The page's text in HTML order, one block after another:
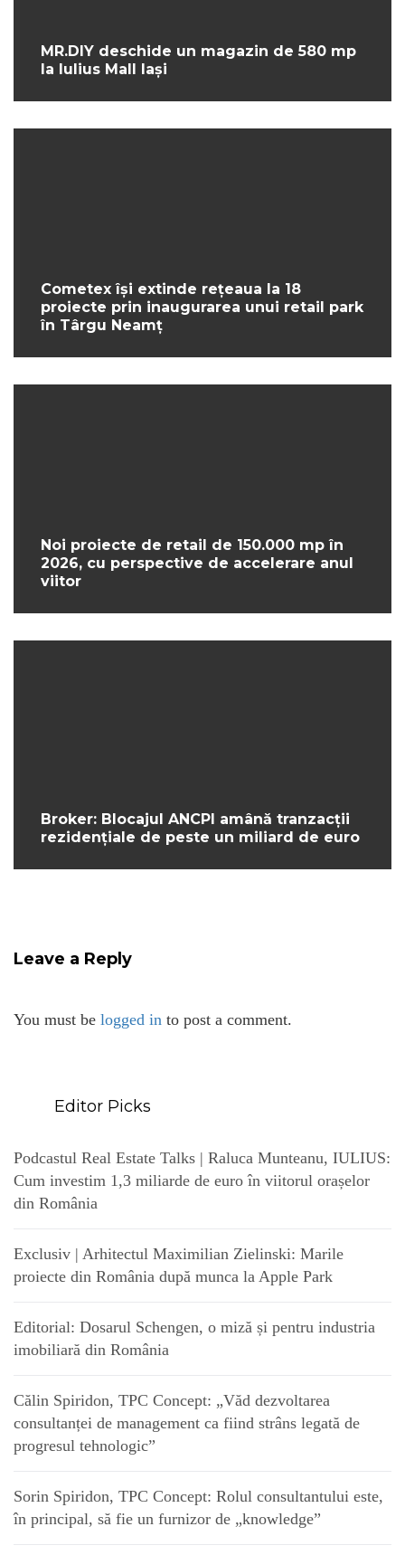
MR.DIY deschide un magazin de 580 mp
la Iulius Mall Iași
Cometex își extinde rețeaua la 18
proiecte prin inaugurarea unui retail park
în Târgu Neamț
Noi proiecte de retail de 150.000 mp în
2026, cu perspective de accelerare anul
viitor
Broker: Blocajul ANCPI amână tranzacții
rezidențiale de peste un miliard de euro
Leave a Reply
You must be logged in to post a comment.
Editor Picks
Podcastul Real Estate Talks | Raluca Munteanu, IULIUS:
Cum investim 1,3 miliarde de euro în viitorul orașelor
din România
Exclusiv | Arhitectul Maximilian Zielinski: Marile
proiecte din România după munca la Apple Park
Editorial: Dosarul Schengen, o miză și pentru industria
imobiliară din România
Călin Spiridon, TPC Concept: „Văd dezvoltarea
consultanței de management ca fiind strâns legată de
progresul tehnologic”
Sorin Spiridon, TPC Concept: Rolul consultantului este,
în principal, să fie un furnizor de „knowledge”